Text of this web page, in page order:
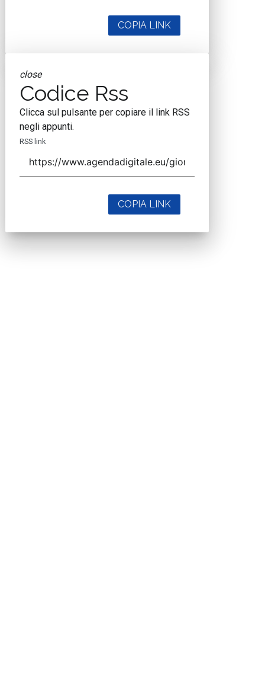
COPIA LINK
close
Codice Rss
Clicca sul pulsante per copiare il link RSS
negli appunti.
RSS link
COPIA LINK